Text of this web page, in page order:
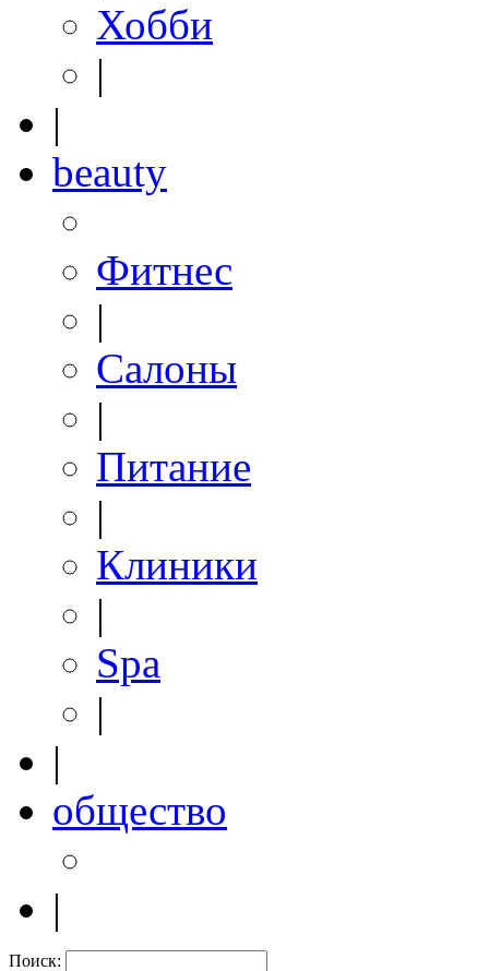
Хобби
|
|
beauty
Фитнес
|
Салоны
|
Питание
|
Клиники
|
Spa
|
|
общество
|
Поиск: